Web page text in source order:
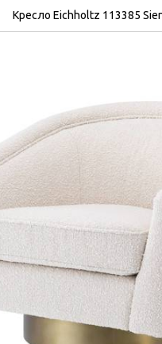
Кресло Eichholtz 113385